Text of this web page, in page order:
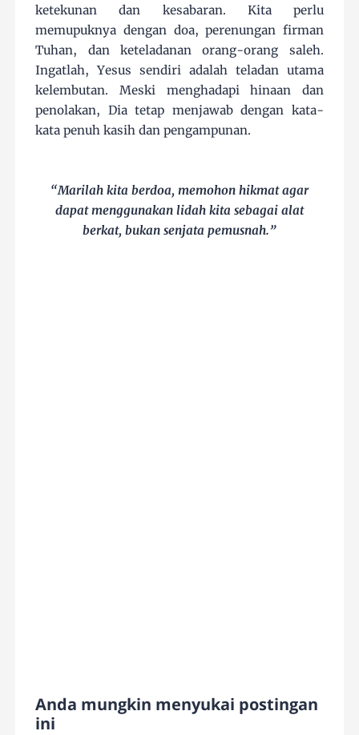
ketekunan dan kesabaran. Kita perlu
memupuknya dengan doa, perenungan firman
Tuhan, dan keteladanan orang-orang saleh.
Ingatlah, Yesus sendiri adalah teladan utama
kelembutan. Meski menghadapi hinaan dan
penolakan, Dia tetap menjawab dengan kata-
kata penuh kasih dan pengampunan.
“Marilah kita berdoa, memohon hikmat agar
dapat menggunakan lidah kita sebagai alat
berkat, bukan senjata pemusnah.”
Anda mungkin menyukai postingan
ini